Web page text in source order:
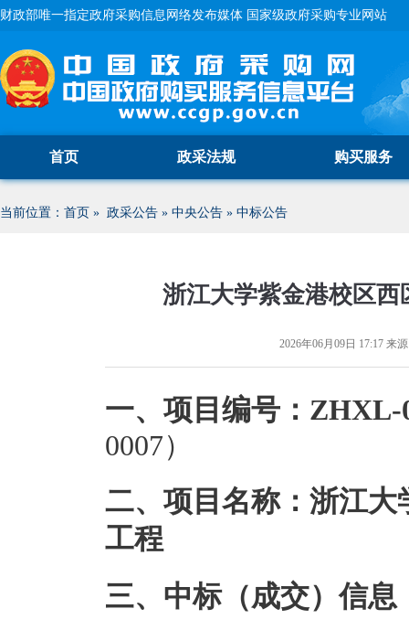
财政部唯一指定政府采购信息网络发布媒体 国家级政府采购专业网站
首页 政采法规 购买服务
当前位置： 首页 » 政采公告 » 中央公告 » 中标公告
浙江大学紫金港校区
2026年06月09日 17:17 来
一、项目编号：ZHXL-
0007）
二、项目名称：浙江
工程
三、中标（成交）信息